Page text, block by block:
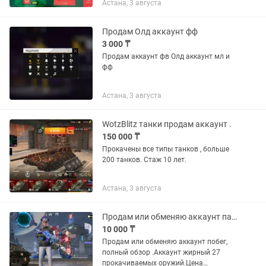
активированы. Продажа в связи с
Астана, 3 августа
Продам Олд аккаунт фф
3 000 ₸
Продам аккаунт фв Олд аккаунт мл и
фф
Астана, 3 августа
WotzBlitz танки продам аккаунт .
150 000 ₸
Прокачены все типы танков , больше
200 танков. Стаж 10 лет.
Астана, 3 августа
Продам или обменяю аккаунт пабг pubg
10 000 ₸
Продам или обменяю аккаунт побег,
полный обзор .Аккаунт жирный 27
прокачиваемых оружий.Цена